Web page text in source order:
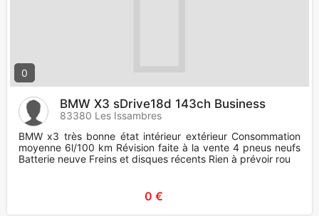
0
BMW X3 sDrive18d 143ch Business
83380 Les Issambres
BMW x3 très bonne état intérieur extérieur Consommation
moyenne 6l/100 km Révision faite à la vente 4 pneus neufs
Batterie neuve Freins et disques récents Rien à prévoir roul
0 €